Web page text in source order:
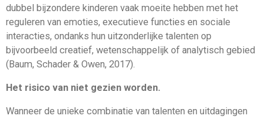
dubbel bijzondere kinderen vaak moeite hebben met het
reguleren van emoties, executieve functies en sociale
interacties, ondanks hun uitzonderlijke talenten op
bijvoorbeeld creatief, wetenschappelijk of analytisch gebied
(Baum, Schader & Owen, 2017).
Het risico van niet gezien worden.
Wanneer de unieke combinatie van talenten en uitdagingen